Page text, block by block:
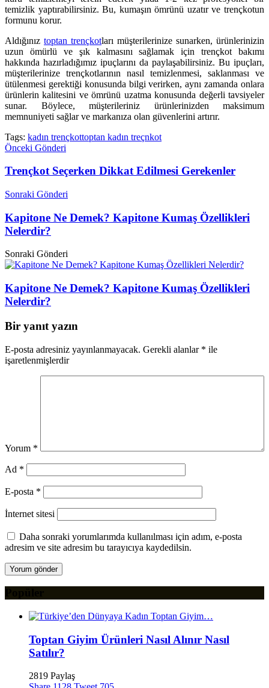
temizlik yaptırabilirsiniz. Bu, kumaşın ömrünü uzatır ve trençkotun
formunu korur.
Aldığınız toptan trençkotları müşterilerinize sunarken, ürünlerinizin
uzun ömürlü ve şık kalmasını sağlamak için trençkot bakımı
hakkında hazırladığımız ipuçlarını da paylaşabilirsiniz. Bu ipuçları,
müşterilerinize trençkotlarının nasıl temizlenmesi, saklanması ve
ütülenmesi gerektiği konusunda bilgi verirken, aynı zamanda onlara
ürünlerin kalitesini ve ömrünü uzatma konusunda değerli tavsiyeler
sunar. Böylece, müşterileriniz ürünlerinizden maksimum
memnuniyeti sağlar ve markanıza olan güvenlerini artırır.
Tags: kadın trençkottoptan kadın treçnkot
Önceki Gönderi
Trençkot Seçerken Dikkat Edilmesi Gerekenler
Sonraki Gönderi
Kapitone Ne Demek? Kapitone Kumaş Özellikleri
Nelerdir?
Sonraki Gönderi
Kapitone Ne Demek? Kapitone Kumaş Özellikleri
Nelerdir?
Bir yanıt yazın
E-posta adresiniz yayınlanmayacak. Gerekli alanlar * ile
işaretlenmişlerdir
Yorum *
Ad *
E-posta *
İnternet sitesi
Daha sonraki yorumlarımda kullanılması için adım, e-posta
adresim ve site adresim bu tarayıcıya kaydedilsin.
Toptan Giyim Ürünleri Nasıl Alınır Nasıl
Satılır?
2819 Paylaş